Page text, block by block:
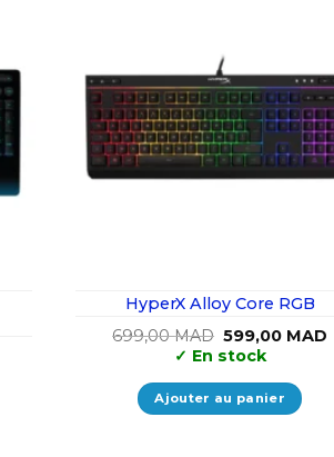
HyperX Alloy Core RGB
699,00MAD Le
prix
initial
était :
699,00 MAD.
599,00 MAD
✓ En stock
Ajouter au panier